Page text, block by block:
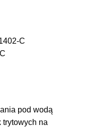
C
pod wodą
trytowych na